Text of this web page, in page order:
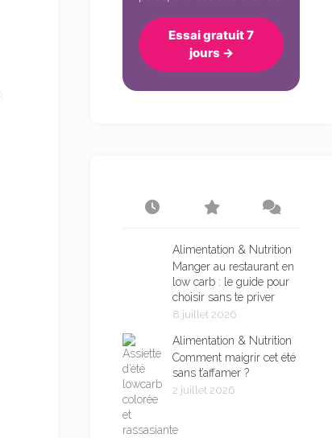
Essai gratuit 7
jours →
Alimentation & Nutrition
Manger au restaurant en
low carb : le guide pour
choisir sans te priver
8 juillet 2026
Alimentation & Nutrition
Comment maigrir cet été
sans t’affamer ?
2 juillet 2026